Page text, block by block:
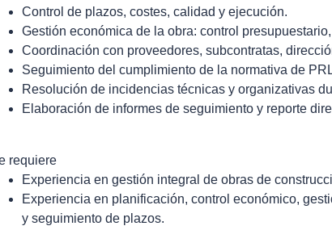
Control de plazos, costes, calidad y ejecución.
Gestión económica de la obra: control
Coordinación con proveedores, subcontratas,
Seguimiento del cumplimiento de la normativa de
Resolución de incidencias técnicas y organizativas
Elaboración de informes de seguimiento y reporte
requiere
Experiencia en gestión integral de obras de
Experiencia en planificación, control económico,
y seguimiento de plazos.